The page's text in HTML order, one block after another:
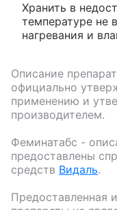
Хранить в
температуре не
нагревания и
Описание
официально
применению и
производителем.
Феминатабс -
предоставлены
средств Видаль.
Предоставленная